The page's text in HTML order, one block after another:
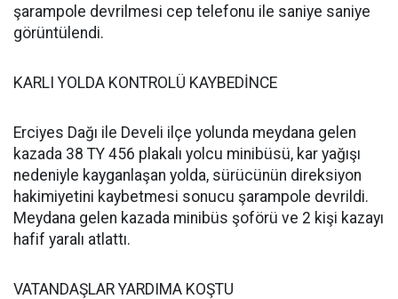
şarampole devrilmesi cep telefonu ile saniye saniye
görüntülendi.
KARLI YOLDA KONTROLÜ KAYBEDİNCE
Erciyes Dağı ile Develi ilçe yolunda meydana gelen
kazada 38 TY 456 plakalı yolcu minibüsü, kar yağışı
nedeniyle kayganlaşan yolda, sürücünün direksiyon
hakimiyetini kaybetmesi sonucu şarampole devrildi.
Meydana gelen kazada minibüs şoförü ve 2 kişi kazayı
hafif yaralı atlattı.
VATANDAŞLAR YARDIMA KOŞTU